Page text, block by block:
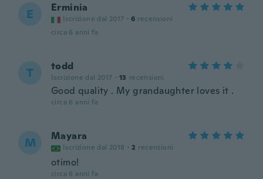
E Erminia
Iscrizione dal 2017 · 6 recensioni
circa 6 anni fa
T todd
Iscrizione dal 2017 · 13 recensioni
Good quality . My grandaughter loves it .
circa 6 anni fa
M Mayara
Iscrizione dal 2018 · 2 recensioni
otimo!
circa 6 anni fa